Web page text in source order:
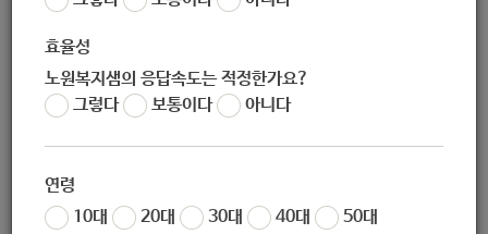
효율성
노원복지샘의 응답속도는 적정한가요?
그렇다
보통이다 아니다
연령
10대
20대 30대 40대
50대
[은(둔)‘나와라 뚝딱 : 은둔, 거
부 맞춤형 지원사업]